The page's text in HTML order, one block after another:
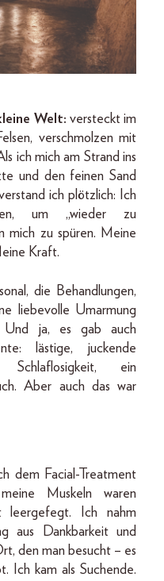
Welt: versteckt im
verschmolzen mit
ich mich am Strand ins
und den feinen Sand
ich plötzlich: Ich
um „wieder zu
mich zu spüren. Meine
Kraft.
die Behandlungen,
liebevolle Umarmung
Und ja, es gab auch
lästige, juckende
Schlaflosigkeit, ein
Aber auch das war
dem Facial-Treatment
Muskeln waren
leergefegt. Ich nahm
aus Dankbarkeit und
den man besucht – es
Ich kam als Suchende.